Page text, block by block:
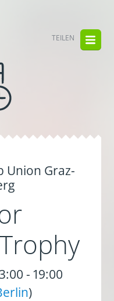
TEILEN
Union Graz-
- 19:00
)